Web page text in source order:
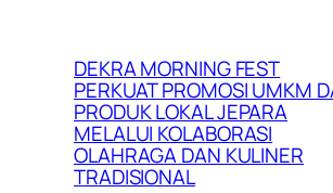
DEKRA MORNING FEST
PERKUAT PROMOSI UMKM
PRODUK LOKAL JEPARA
MELALUI KOLABORASI
OLAHRAGA DAN KULINER
TRADISIONAL